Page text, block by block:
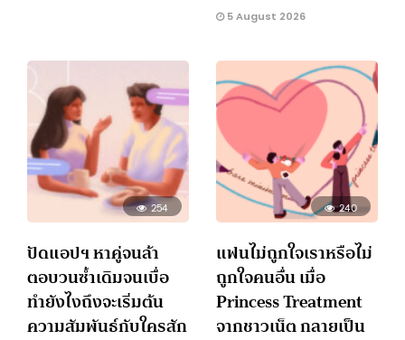
5 August 2026
254
ปัดแอปฯ หาคู่จนล้า
ตอบวนซ้ำเดิมจนเบื่อ
ทำยังไงถึงจะเริ่มต้น
ความสัมพันธ์กับใครสัก
240
แฟนไม่ถูกใจเราหรือไม่
ถูกใจคนอื่น เมื่อ
Princess Treatment
จากชาวเน็ต กลายเป็น